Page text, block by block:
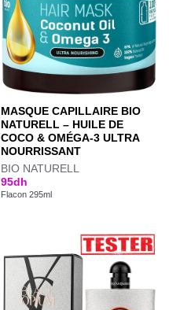
MASQUE CAPILLAIRE BIO
NATURELL – HUILE DE
COCO & OMÉGA-3 ULTRA
NOURRISSANT
BIO NATURELL
95dh
Flacon 295ml